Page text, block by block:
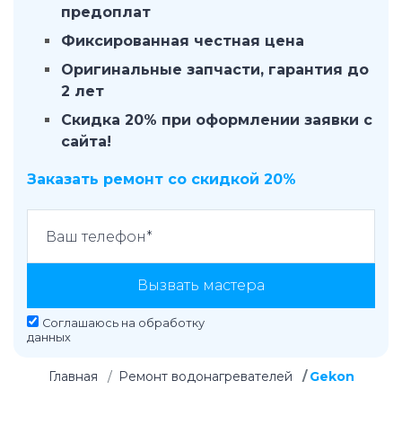
предоплат
Фиксированная честная цена
Оригинальные запчасти, гарантия до
2 лет
Скидка 20% при оформлении заявки с
сайта!
Заказать ремонт со скидкой 20%
Вызвать мастера
Соглашаюсь на обработку
данных
Главная Ремонт водонагревателей Gekon